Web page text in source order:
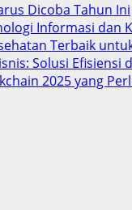
Dicoba Tahun Ini
Informasi dan
Terbaik
Solusi Efisiensi
2025 yang